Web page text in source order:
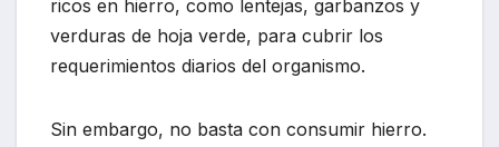
ricos en hierro, como lentejas, garbanzos y
verduras de hoja verde, para cubrir los
requerimientos diarios del organismo.
Sin embargo, no basta con consumir hierro.